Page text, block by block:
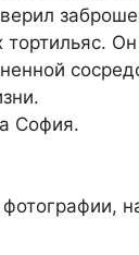
София.